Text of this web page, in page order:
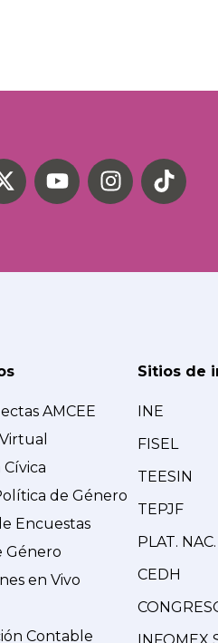
AMCEE
de Género
Encuestas
Género
en Vivo
Contable
Sitios de
INE
FISEL
TEESIN
TEPJF
PLAT.
CEDH